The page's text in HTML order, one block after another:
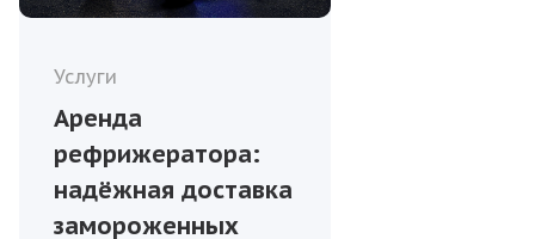
Услуги
Аренда
рефрижератора:
надёжная доставка
замороженных